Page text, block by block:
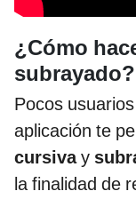
¿Cómo
subrayado?
Pocos
aplicación te
cursivay
la finalidad de